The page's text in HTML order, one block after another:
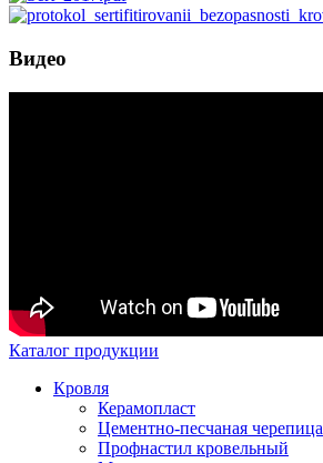
Видео
Каталог продукции
Кровля
Керамопласт
Цементно-песчаная черепица
Профнастил кровельный